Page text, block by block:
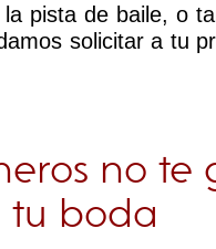
pista de baile, o
solicitar a tu
no
tu boda